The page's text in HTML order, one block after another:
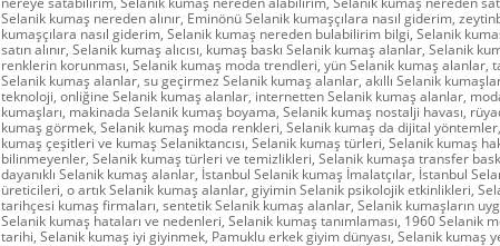
Selanik kumaş nereden alınır, Eminönü Selanik kumaşçılara nasıl giderim,
kumaşçılara nasıl giderim, Selanik kumaş nereden bulabilirim bilgi, Selanik
satın alınır, Selanik kumaş alıcısı, kumaş baskı Selanik kumaş alanlar, Selanik
renklerin korunması, Selanik kumaş moda trendleri, yün Selanik kumaş alanlar,
Selanik kumaş alanlar, su geçirmez Selanik kumaş alanlar, akıllı Selanik
teknoloji, onliğine Selanik kumaş alanlar, internetten Selanik kumaş alanlar,
kumaşları, makinada Selanik kumaş boyama, Selanik kumaş nostalji havası,
kumaş görmek, Selanik kumaş moda renkleri, Selanik kumaş da dijital
kumaş çeşitleri ve kumaş Selaniktancısı, Selanik kumaş türleri, Selanik kumaş
bilinmeyenler, Selanik kumaş türleri ve temizlikleri, Selanik kumaşa transfer
dayanıklı Selanik kumaş alanlar, İstanbul Selanik kumaş İmalatçılar, İstanbul
üreticileri, o artık Selanik kumaş alanlar, giyimin Selanik psikolojik etkinlikleri,
tarihçesi kumaş firmaları, sentetik Selanik kumaş alanlar, Selanik kumaşların
Selanik kumaş hataları ve nedenleri, Selanik kumaş tanımlaması, 1960 Selanik
tarihi, Selanik kumaş iyi giyinmek, Pamuklu erkek giyim dünyası, Selanik kumaş